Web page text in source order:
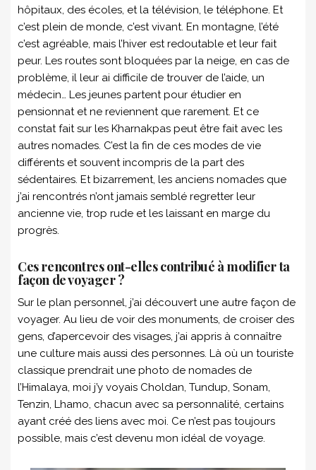
hôpitaux, des écoles, et la télévision, le téléphone. Et
c’est plein de monde, c’est vivant. En montagne, l’été
c’est agréable, mais l’hiver est redoutable et leur fait
peur. Les routes sont bloquées par la neige, en cas de
problème, il leur ai difficile de trouver de l’aide, un
médecin… Les jeunes partent pour étudier en
pensionnat et ne reviennent que rarement. Et ce
constat fait sur les Kharnakpas peut être fait avec les
autres nomades. C’est la fin de ces modes de vie
différents et souvent incompris de la part des
sédentaires. Et bizarrement, les anciens nomades que
j’ai rencontrés n’ont jamais semblé regretter leur
ancienne vie, trop rude et les laissant en marge du
progrès.
Ces rencontres ont-elles contribué à modifier ta
façon de voyager ?
Sur le plan personnel, j’ai découvert une autre façon de
voyager. Au lieu de voir des monuments, de croiser des
gens, d’apercevoir des visages, j’ai appris à connaître
une culture mais aussi des personnes. Là où un touriste
classique prendrait une photo de nomades de
l’Himalaya, moi j’y voyais Choldan, Tundup, Sonam,
Tenzin, Lhamo, chacun avec sa personnalité, certains
ayant créé des liens avec moi. Ce n’est pas toujours
possible, mais c’est devenu mon idéal de voyage.